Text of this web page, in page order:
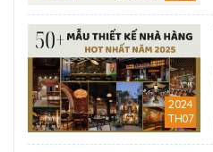
2024
TH07